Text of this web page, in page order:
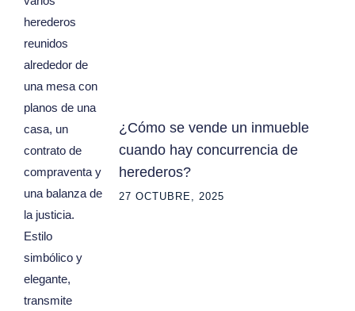
¿Cómo se vende un inmueble
cuando hay concurrencia de
herederos?
27 OCTUBRE, 2025